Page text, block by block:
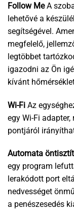
Follow MeA
lehetővé a
segítségével.
megfelelő,
legtöbbet
igazodni az Ön
kívánt
Wi-Fi Az
egy Wi-Fi
pontjáról
Automata
egy program
lerakódott port
nedvességet
a penészesedés